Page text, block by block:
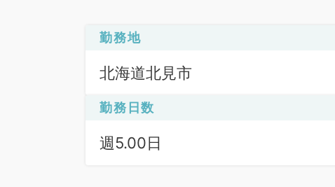
勤務地
北海道北見市
勤務日数
週5.00日